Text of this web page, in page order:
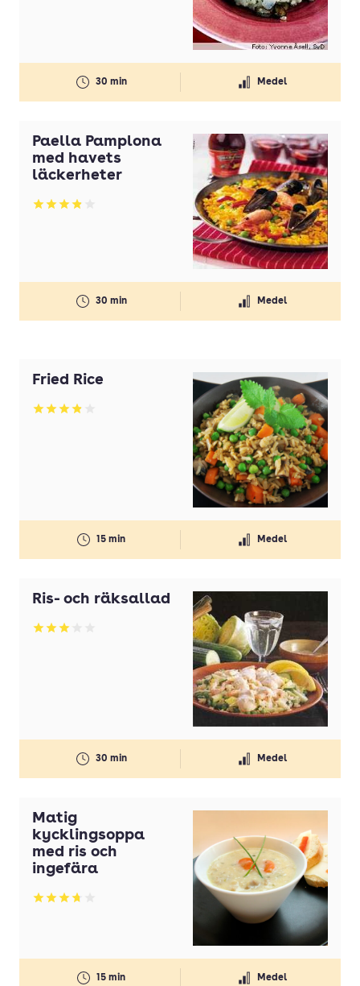
30 min Medel
Paella Pamplona
med havets
läckerheter
Betyg: 3.86 av 5
30 min Medel
Fried Rice
Betyg: 3.88 av 5
15 min Medel
Ris- och räksallad
Betyg: 3.07 av 5
30 min Medel
Matig
kycklingsoppa
med ris och
ingefära
Betyg: 3.73 av 5
15 min Medel